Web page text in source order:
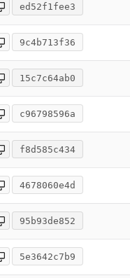
ed52f1fee3
9c4b713f36
15c7c64ab0
c96798596a
f8d585c434
4678060e4d
95b93de852
5e3642c7b9